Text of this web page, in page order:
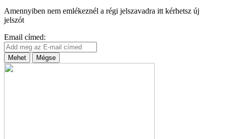
Amennyiben nem emlékeznél a régi jelszavadra itt kérhetsz új
jelszót
Email címed:
Mehet Mégse